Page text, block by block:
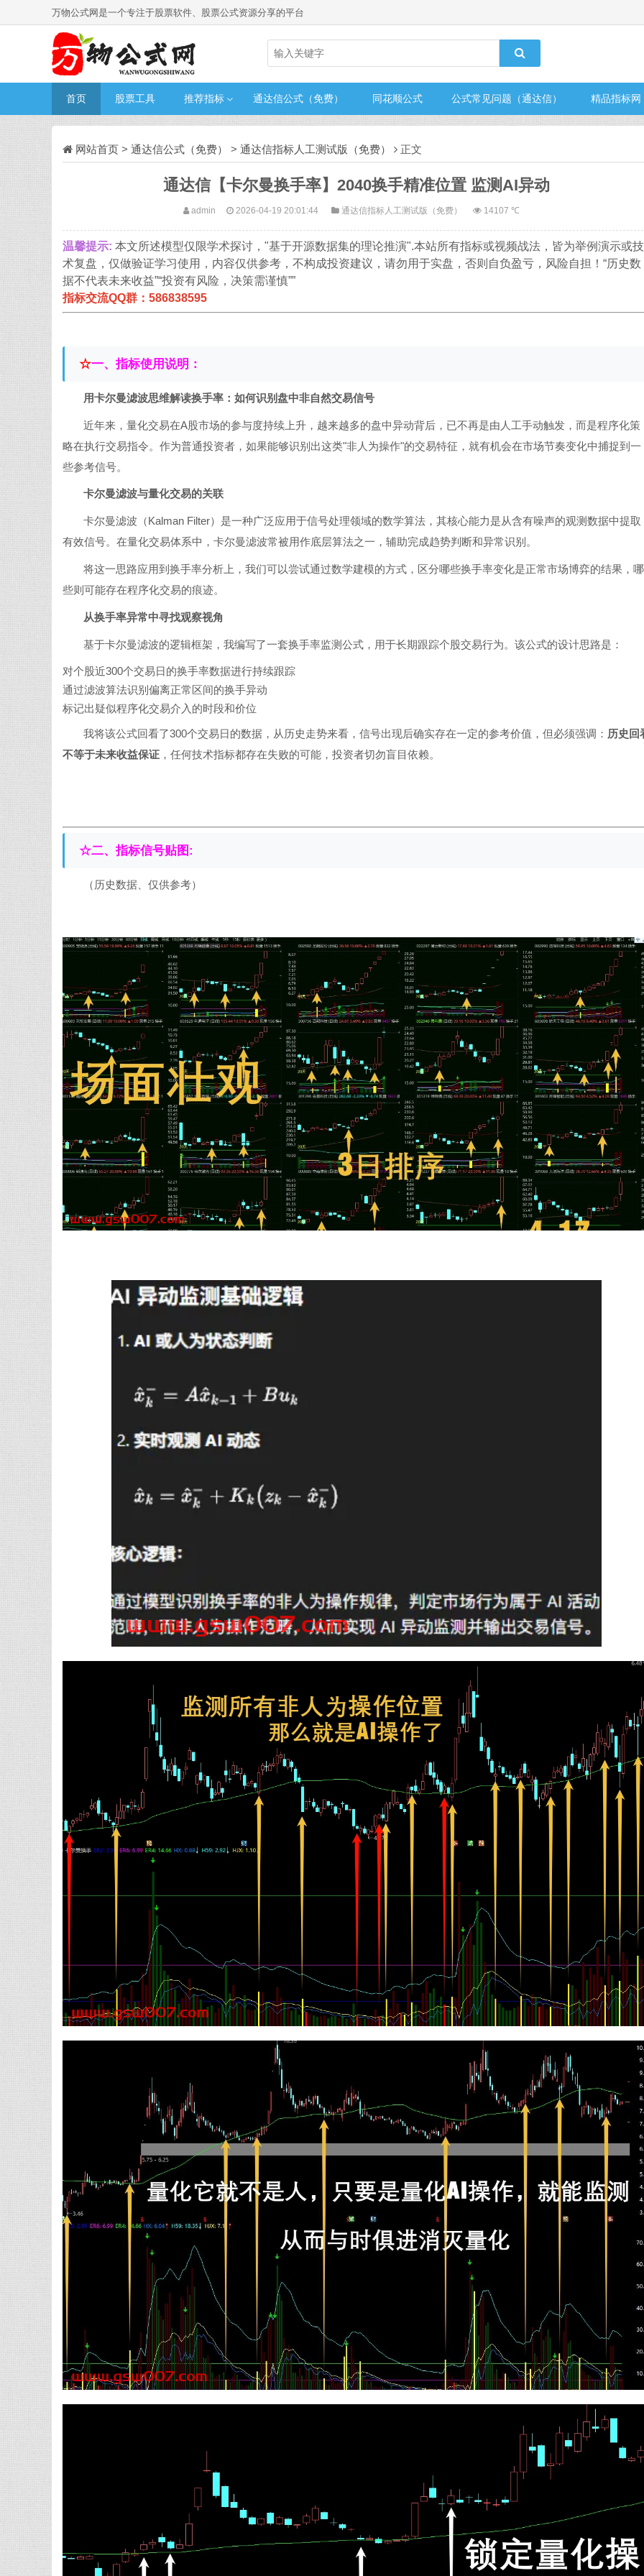
万物公式网是一个专注于股票软件、股票公式资源分享的平台
首页 股票工具 推荐指标 通达信公式（免费） 同花顺公式 公式常见问题（通达信） 精品指标网
网站首页 > 通达信公式（免费） > 通达信指标人工测试版（免费） 正文
通达信【卡尔曼换手率】2040换手精准位置 监测AI异动
admin 2026-04-19 20:01:44 通达信指标人工测试版（免费） 14107 ℃
温馨提示: 本文所述模型仅限学术探讨，"基于开源数据集的理论推演".本站所有指标或视频战法，皆为举例演示或技
术复盘，仅做验证学习使用，内容仅供参考，不构成投资建议，请勿用于实盘，否则自负盈亏，风险自担！“历史数
据不代表未来收益”“投资有风险，决策需谨慎””
指标交流QQ群：586838595
☆一、 指标使用说明：
用卡尔曼滤波思维解读换手率：如何识别盘中非自然交易信号
近年来，量化交易在A股市场的参与度持续上升，越来越多的盘中异动背后，已不再是由人工手动触发，而是程序化策
略在执行交易指令。作为普通投资者，如果能够识别出这类"非人为操作"的交易特征，就有机会在市场节奏变化中捕捉到一
些参考信号。
卡尔曼滤波与量化交易的关联
卡尔曼滤波（Kalman Filter）是一种广泛应用于信号处理领域的数学算法，其核心能力是从含有噪声的观测数据中提取
有效信号。在量化交易体系中，卡尔曼滤波常被用作底层算法之一，辅助完成趋势判断和异常识别。
将这一思路应用到换手率分析上，我们可以尝试通过数学建模的方式，区分哪些换手率变化是正常市场博弈的结果，哪
些则可能存在程序化交易的痕迹。
从换手率异常中寻找观察视角
基于卡尔曼滤波的逻辑框架，我编写了一套换手率监测公式，用于长期跟踪个股交易行为。该公式的设计思路是：
对个股近300个交易日的换手率数据进行持续跟踪
通过滤波算法识别偏离正常区间的换手异动
标记出疑似程序化交易介入的时段和价位
我将该公式回看了300个交易日的数据，从历史走势来看，信号出现后确实存在一定的参考价值，但必须强调： 历史回
不等于未来收益保证 ，任何技术指标都存在失败的可能，投资者切勿盲目依赖。
☆二、 指标信号贴图:
（历史数据、仅供参考）